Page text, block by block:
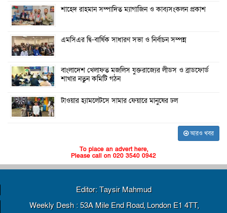
শাহেদ রাহমান সম্পাদিত ম্যাগাজিন ও কাব্যসংকলন প্রকাশ
এমসিএর দ্বি-বার্ষিক সাধারণ সভা ও নির্বাচন সম্পন্ন
বাংলাদেশ খেলাফত মজলিস যুক্তরাজ্যের লীডস ও ব্রাডফোর্ড
শাখার নতুন কমিটি গঠন
টাওয়ার হ্যামলেটসে সামার ফেয়ারে মানুষের ঢল
আরও খবর
To place an advert here,
Please call on 020 3540 0942
Editor: Taysir Mahmud
Weekly Desh : 53A Mile End Road, London E1 4TT,